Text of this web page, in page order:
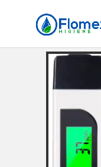
productos